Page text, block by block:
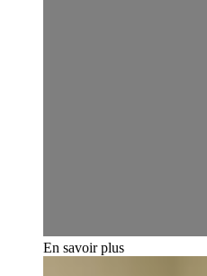
En savoir plus